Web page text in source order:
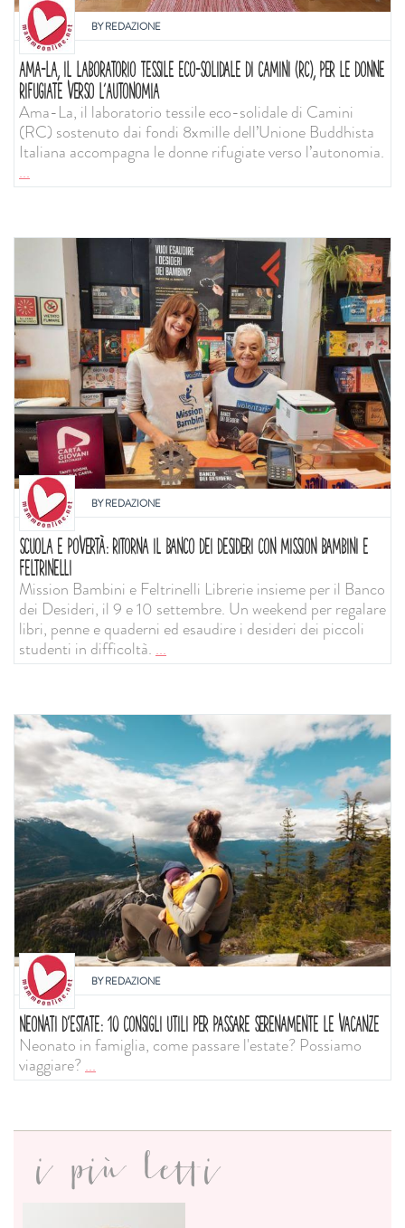
BYREDAZIONE
AMA-LA, IL LABORATORIO TESSILE ECO-SOLIDALE DI CAMINI (RC), PER LE DONNE
RIFUGIATE VERSO L’AUTONOMIA
Ama-La, il laboratorio tessile eco-solidale di Camini
(RC) sostenuto dai fondi 8xmille dell’Unione Buddhista
Italiana accompagna le donne rifugiate verso l’autonomia.
...
BYREDAZIONE
SCUOLA E POVERTÀ: RITORNA IL BANCO DEI DESIDERI CON MISSION BAMBINI E
FELTRINELLI
Mission Bambini e Feltrinelli Librerie insieme per il Banco
dei Desideri, il 9 e 10 settembre. Un weekend per regalare
libri, penne e quaderni ed esaudire i desideri dei piccoli
studenti in difficoltà....
BYREDAZIONE
NEONATI D'ESTATE: 10 CONSIGLI UTILI PER PASSARE SERENAMENTE LE VACANZE
Neonato in famiglia, come passare l'estate? Possiamo
viaggiare?...
i più letti